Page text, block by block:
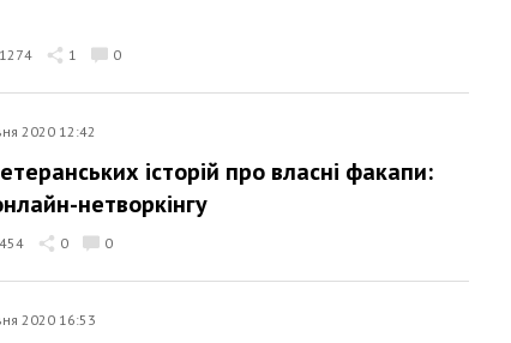
1274 1 0
2020 12:42
історій про власні факапи:
нетворкінгу
454 0 0
2020 16:53